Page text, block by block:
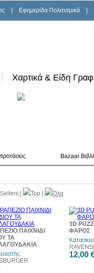
Εφημερίδα Πολιτισμικά
Χαρτικά & Είδη
Bazaar
| Top Όλα
ΠΑΙΧΝΙΔΙ
ΤΑ
3D
ΦΑΡΟΣ
12,00